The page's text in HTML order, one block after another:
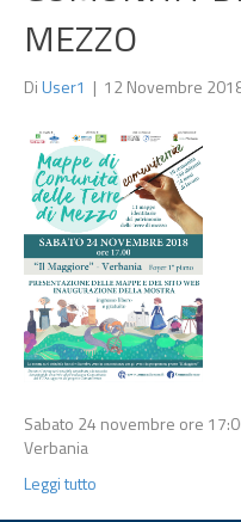
MEZZO
DiUser1 | 12 Novembre
Sabato 24 novembre ore
Verbania
Leggi tutto